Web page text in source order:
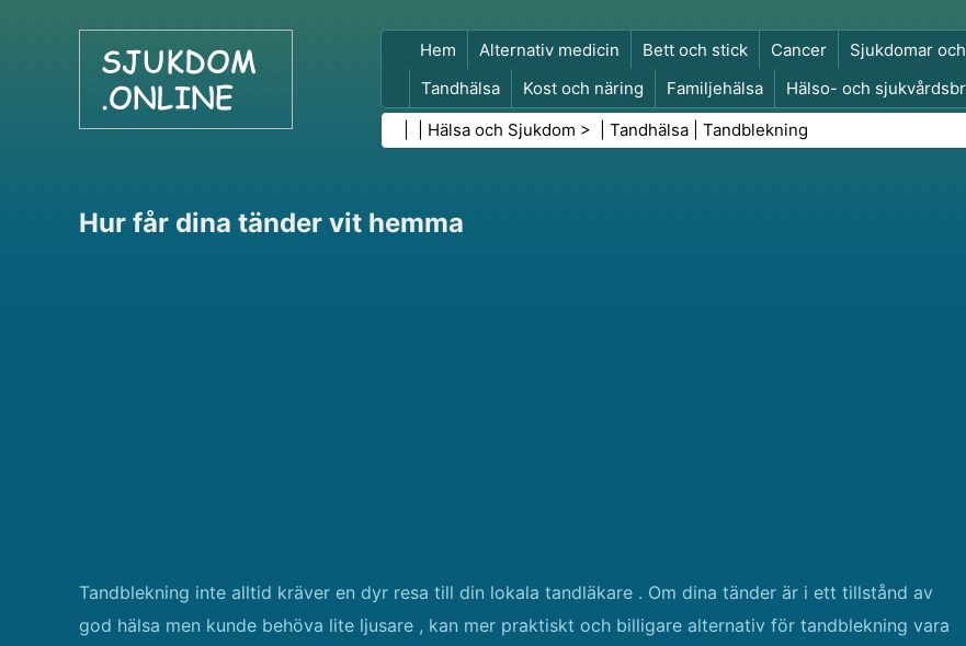
Hem Alternativ medicin Bett och stick Cancer
Sjukdomar
Tandhälsa
Kost och näring Familjehälsa Hälso- och
Folkhälsa och säkerhet
Kirurgi och ingrepp Hälsa
Hälsa och Sjukdom > | Tandhälsa Tandblekning
Hur får dina tänder vit hemma
Tandblekning inte alltid kräver en dyr resa till din lokala tandläkare . Om dina tänder är i ett tillstånd av
god hälsa men kunde behöva lite ljusare , kan mer praktiskt och billigare alternativ för tandblekning vara